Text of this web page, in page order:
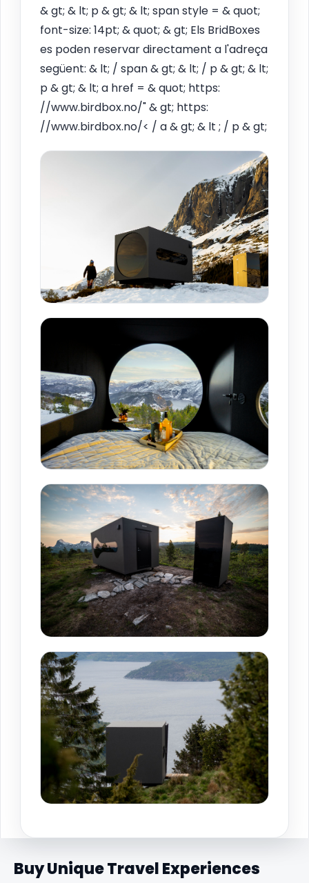
& gt; & lt; p & gt; & lt; span style = & quot;
font-size: 14pt; & quot; & gt; Els BridBoxes
es poden reservar directament a l'adreça
següent: & lt; / span & gt; & lt; / p & gt; & lt;
p & gt; & lt; a href = & quot; https:
//www.birdbox.no/" & gt; https:
//www.birdbox.no/< / a & gt; & lt ; / p & gt;
Buy Unique Travel Experiences